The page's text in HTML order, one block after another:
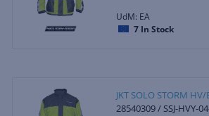
UdM: EA
7 In Stock
JKT SOLO STORM HV/
28540309 / SSJ-HVY-